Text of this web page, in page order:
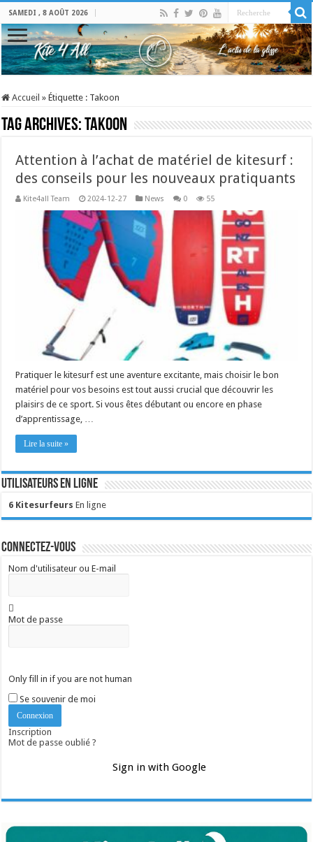
SAMEDI , 8 AOÛT 2026
Accueil » Étiquette : Takoon
Tag Archives:Takoon
Attention à l’achat de matériel de kitesurf :
des conseils pour les nouveaux pratiquants
Kite4all Team 2024-12-27 News 0 55
Pratiquer le kitesurf est une aventure excitante, mais choisir le bon
matériel pour vos besoins est tout aussi crucial que découvrir les
plaisirs de ce sport. Si vous êtes débutant ou encore en phase
d’apprentissage, …
Lire la suite »
Utilisateurs en ligne
6 Kitesurfeurs En ligne
Connectez-vous
Nom d'utilisateur ou E-mail
Mot de passe
Only fill in if you are not human
Se souvenir de moi
Inscription
Mot de passe oublié ?
Sign in with Google